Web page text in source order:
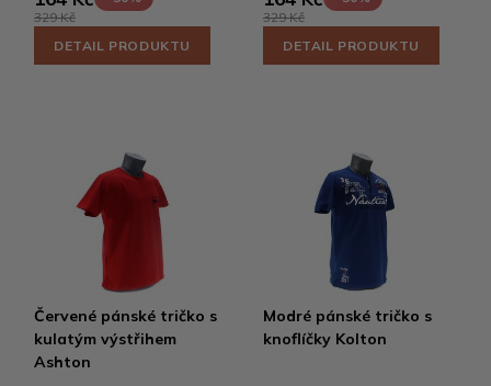
329 Kč
DETAIL PRODUKTU
329 Kč
DETAIL PRODUKTU
Červené pánské tričko s
kulatým výstřihem
Ashton
Modré pánské tričko s
knoflíčky Kolton